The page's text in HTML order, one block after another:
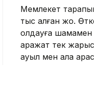
Мемлекет
тыс қалған жоқ.
қолдауға
қаражат тек
ауыл мен қала